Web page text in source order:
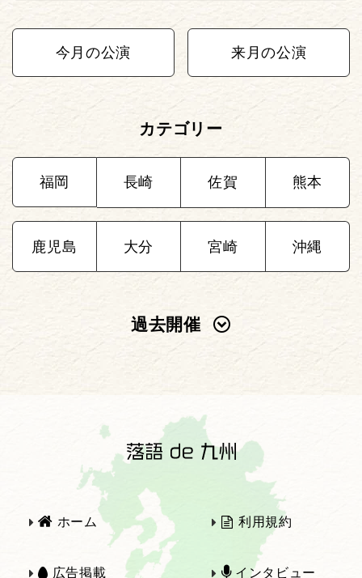
今月の公演 来月の公演
カテゴリー
福岡 長崎 佐賀 熊本
鹿児島 大分 宮崎 沖縄
過去開催
2022年
2021年 2020年
2019年 2018年
ホーム 利用規約
広告掲載 インタビュー